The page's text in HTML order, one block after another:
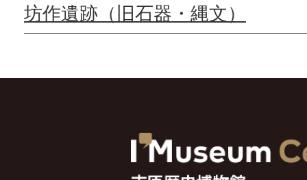
坊作遺跡（旧石器・縄文）